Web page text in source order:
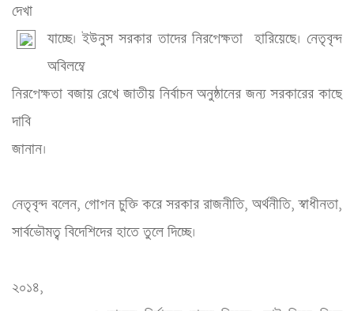
দেখা
যাচ্ছে। ইউনুস সরকার তাদের নিরপেক্ষতা  হারিয়েছে। নেতৃবৃন্দ
অবিলম্বে
নিরপেক্ষতা বজায় রেখে জাতীয় নির্বাচন অনুষ্ঠানের জন্য সরকারের কাছে
দাবি
জানান।
নেতৃবৃন্দ বলেন, গোপন চুক্তি করে সরকার রাজনীতি, অর্থনীতি, স্বাধীনতা,
সার্বভৌমত্ব বিদেশিদের হাতে তুলে দিচ্ছে।
২০১৪,